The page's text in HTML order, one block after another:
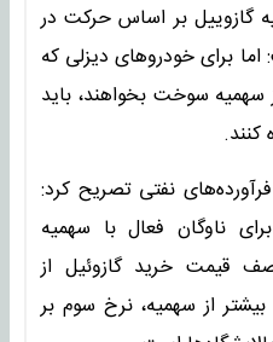
گازوییل بر اساس حرکت در
برای خودروهای دیزلی که
سهمیه سوخت بخواهند، باید
کنند.
نفتی تصریح کرد:
۳۰۰ تومان برای ناوگان فعال با سهمیه
خرید گازوئیل از
تا سقف ۴۰درصد بیشتر از سهمیه، نرخ سوم بر